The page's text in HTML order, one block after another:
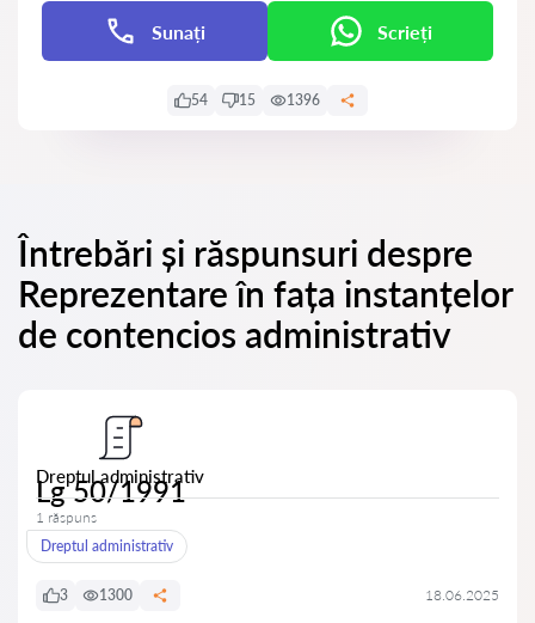
Sunați Scrieți
54 15 1396
Întrebări și răspunsuri despre
Reprezentare în fața instanțelor
de contencios administrativ
Dreptul administrativ
Lg 50/1991
1 răspuns
Dreptul administrativ
3 1300 18.06.2025